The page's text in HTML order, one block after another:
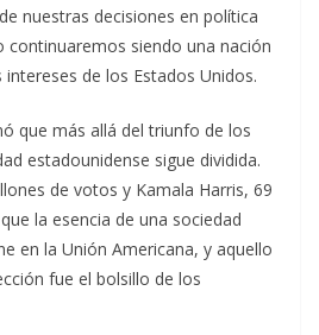
nuestras decisiones en política
siendo una nación
de los Estados Unidos.
que más allá del triunfo de los
estadounidense sigue dividida.
de votos y Kamala Harris, 69
la esencia de una sociedad
en la Unión Americana, y aquello
fue el bolsillo de los